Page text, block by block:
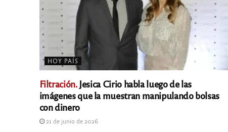
HOY PAÍS
Filtración.Jesica Cirio habla luego de las
imágenes que la muestran manipulando bolsas
con dinero
21 de junio de 2026